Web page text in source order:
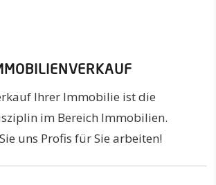
Ihrer Immobilie ist die
im Bereich Immobilien.
uns Profis für Sie arbeiten!